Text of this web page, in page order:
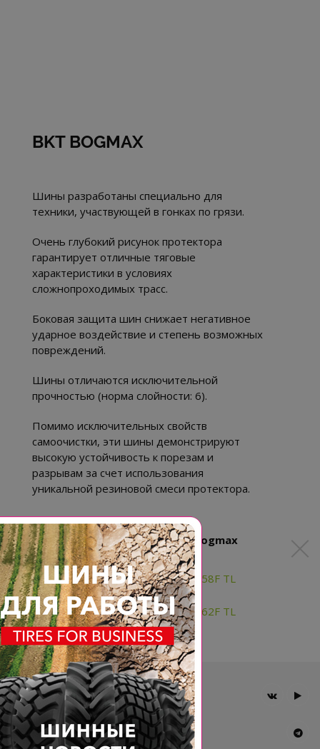
BKT BOGMAX
Шины разработаны специально для
техники, участвующей в гонках по грязи.
Очень глубокий рисунок протектора
гарантирует отличные тяговые
характеристики в условиях
сложнопроходимых трасс.
Боковая защита шин снижает негативное
ударное воздействие и степень возможных
повреждений.
Шины отличаются исключительной
прочностью (норма слойности: 6).
Помимо исключительных свойств
самоочистки, эти шины демонстрируют
высокую устойчивость к порезам и
разрывам за счет использования
уникальной резиновой смеси протектора.
Доступные типоразмеры BKT Bogmax
AT30X10-14 6PR BKT BOGMAX 58F TL
AT32X10-14 6PR BKT BOGMAX 62F TL
Главная
Компания
Шины BKT